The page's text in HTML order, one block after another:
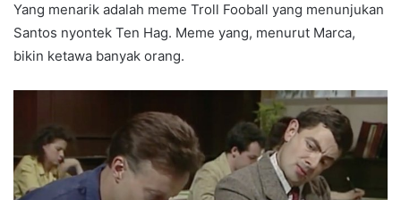
Yang menarik adalah meme Troll Fooball yang menunjukan
Santos nyontek Ten Hag. Meme yang, menurut Marca,
bikin ketawa banyak orang.